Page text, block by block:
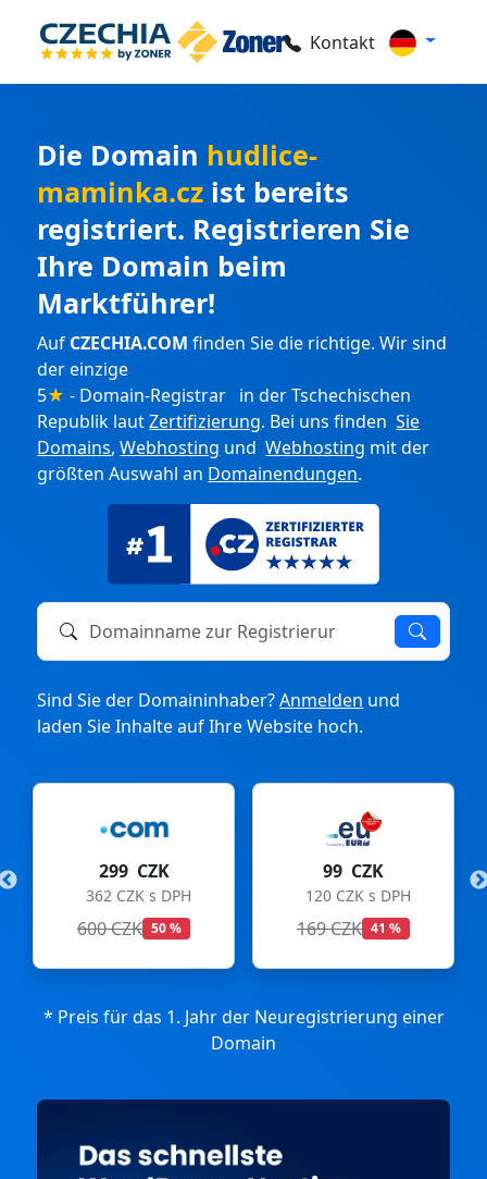
Kontakt
Die Domain hudlice-
maminka.cz ist bereits
registriert. Registrieren Sie
Ihre Domain beim
Marktführer!
Auf CZECHIA.COM finden Sie die richtige. Wir sind
der einzige
5★ - Domain-Registrar in der Tschechischen
Republik lautZertifizierung. Bei uns findenSie
Domains,Webhosting undWebhosting mit der
größten Auswahl an Domainendungen.
Domainname zur Registrierung oder zum Transfer
Sind Sie der Domaininhaber?Anmelden und
laden Sie Inhalte auf Ihre Website hoch.
299 CZK
362 CZK s DPH
600 CZK 50 %
99 CZK
120 CZK s DPH
169 CZK 41 %
* Preis für das 1. Jahr der Neuregistrierung einer
Domain